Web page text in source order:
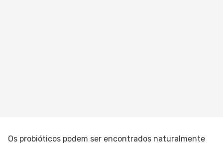
Os probióticos podem ser encontrados naturalmente